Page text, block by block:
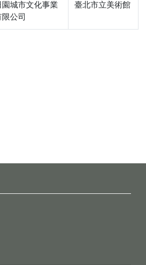
園城市文化事業
限公司
臺北市立美術館